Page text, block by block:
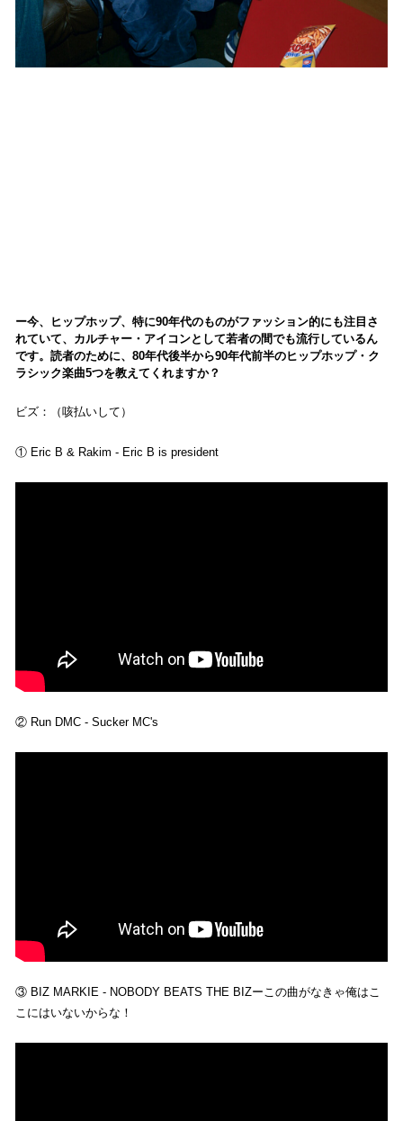
今、ヒップホップ、特に90年代のものがファッション的にも注目さ
れていて、カルチャー・アイコンとして若者の間でも流行しているん
です。読者のために、80年代後半から90年代前半のヒップホップ・ク
ラシック楽曲5つを教えてくれますか？
ビズ：（咳払いして）
① Eric B & Rakim - Eric B is president
② Run DMC - Sucker MC's
③ BIZ MARKIE - NOBODY BEATS THE BIZーこの曲がなきゃ俺はこ
こにはいないからな！